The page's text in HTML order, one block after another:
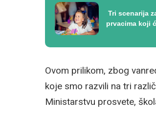
Tri scenarija
prvacima koji
Ovom prilikom, zbog
koje smo razvili na tri
Ministarstvu prosvete,